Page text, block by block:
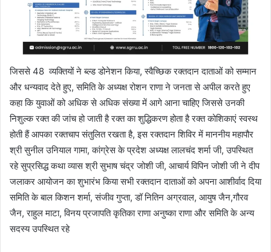
जिससे 48 व्यक्तियों ने ब्ल्ड डोनेशन किया, स्वैच्छिक रक्तदान दाताओं को सम्मान
और धन्यवाद देते हुए, समिति के अध्यक्ष रोशन राणा ने जनता से अपील करते हुए
कहा कि युवाओं को अधिक से अधिक संख्या में आगे आना चाहिए जिससे उनकी
निशुल्क रक्त की जांच हो जाती है रक्त का शुद्धिकरण होता है रक्त कोशिकाएं स्वस्थ
होती हैं आपका रक्तचाप संतुलित रखता है, इस रक्तदान शिविर में माननीय महापौर
श्री सुनील उनियाल गामा, कांग्रेस के प्रदेश अध्यक्ष लालचंद शर्मा जी, उपस्थित
रहे सुप्रसिद्ध कथा व्यास श्री सुभाष चंद्र जोशी जी, आचार्य विपिन जोशी जी ने दीप
जलाकर आयोजन का शुभारंभ किया सभी रक्तदान दाताओं को अपना आशीर्वाद दिया
समिति के बाल किशन शर्मा, संजीव गुप्ता, डॉ नितिन अग्रवाल, आयुष जैन,गौरव
जैन, राहुल माटा, विनय प्रजापति कृतिका राणा अनुष्का राणा और समिति के अन्य
सदस्य उपस्थित रहे